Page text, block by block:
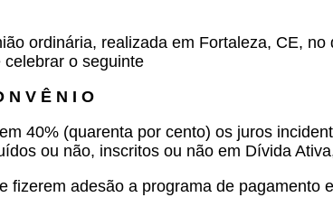
ordinária, realizada em Fortaleza, CE,
o seguinte
N V Ê N I O
40% (quarenta por cento) os juros
ou não, inscritos ou não em Dívida
fizerem adesão a programa de pagamento